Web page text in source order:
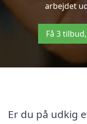
arbejdet
Få 3
Er du på udkig